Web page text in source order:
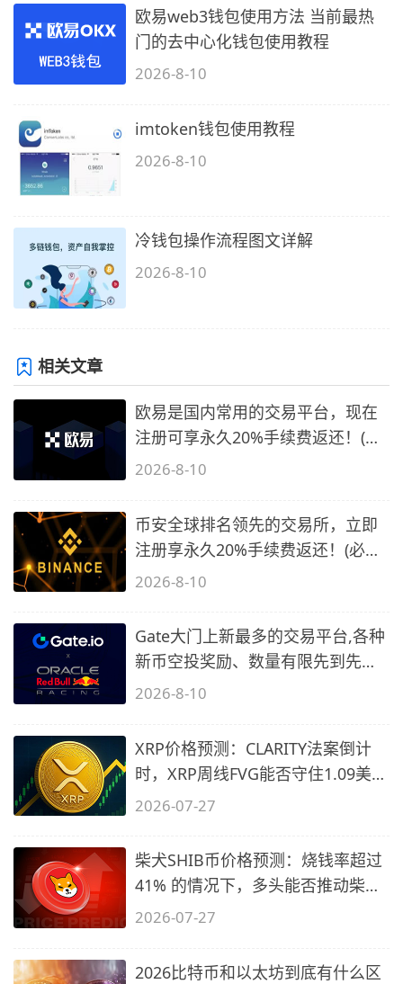
欧易web3钱包使用方法 当前最热
门的去中心化钱包使用教程
2026-8-10
imtoken钱包使用教程
2026-8-10
冷钱包操作流程图文详解
2026-8-10
相关文章
欧易是国内常用的交易平台，现在
注册可享永久20%手续费返还！(必
备1)
2026-8-10
币安全球排名领先的交易所，立即
注册享永久20%手续费返还！(必备
2)
2026-8-10
Gate大门上新最多的交易平台,各种
新币空投奖励、数量有限先到先
得…
2026-8-10
XRP价格预测：CLARITY法案倒计
时，XRP周线FVG能否守住1.09美元
关口？
2026-07-27
柴犬SHIB币价格预测：烧钱率超过
41% 的情况下，多头能否推动柴犬
价格
2026-07-27
2026比特币和以太坊到底有什么区